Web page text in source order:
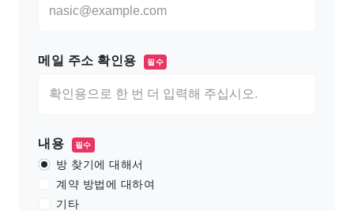
메일 주소 확인용 필수
내용 필수
방 찾기에 대해서
계약 방법에 대하여
기타